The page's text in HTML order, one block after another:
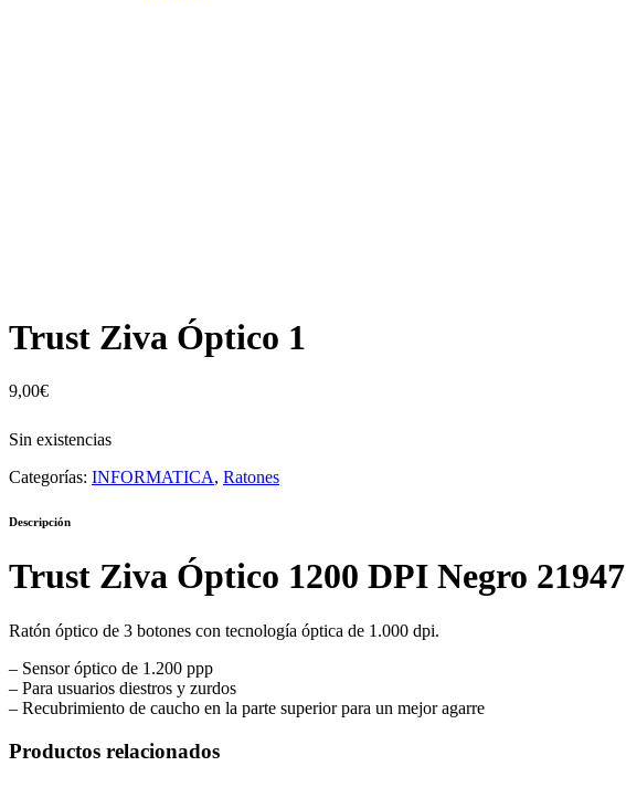
Trust Ziva Óptico 1
9,00€
Sin existencias
Categorías: INFORMATICA, Ratones
Descripción
Trust Ziva Óptico 1200 DPI Negro 21947
Ratón óptico de 3 botones con tecnología óptica de 1.000 dpi.
– Sensor óptico de 1.200 ppp
– Para usuarios diestros y zurdos
– Recubrimiento de caucho en la parte superior para un mejor agarre
Productos relacionados